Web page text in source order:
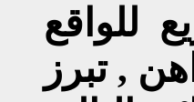
للواقع
, تبرز